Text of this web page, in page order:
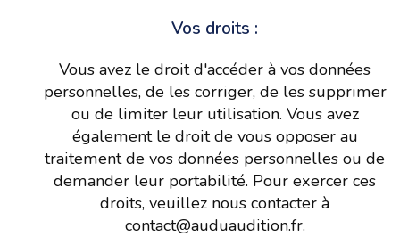
Vos droits :
Vous avez le droit d'accéder à vos données
personnelles, de les corriger, de les supprimer
ou de limiter leur utilisation. Vous avez
également le droit de vous opposer au
traitement de vos données personnelles ou de
demander leur portabilité. Pour exercer ces
droits, veuillez nous contacter à
contact@auduaudition.fr.